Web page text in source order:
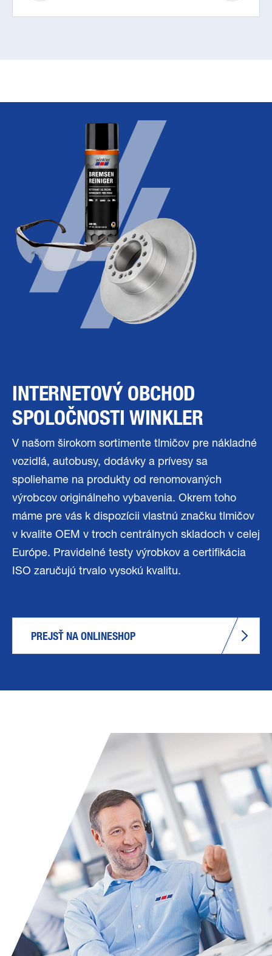
INTERNETOVÝ OBCHOD
SPOLOČNOSTI WINKLER
V našom širokom sortimente tlmičov pre nákladné
vozidlá, autobusy, dodávky a prívesy sa
spoliehame na produkty od renomovaných
výrobcov originálneho vybavenia. Okrem toho
máme pre vás k dispozícii vlastnú značku tlmičov
v kvalite OEM v troch centrálnych skladoch v celej
Európe. Pravidelné testy výrobkov a certifikácia
ISO zaručujú trvalo vysokú kvalitu.
PREJSŤ NA ONLINESHOP